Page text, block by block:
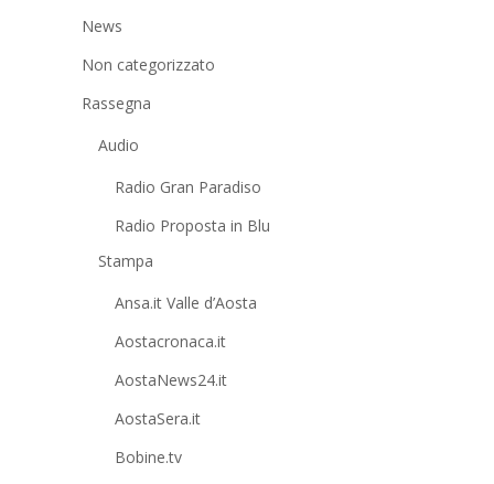
News
Non categorizzato
Rassegna
Audio
Radio Gran Paradiso
Radio Proposta in Blu
Stampa
Ansa.it Valle d’Aosta
Aostacronaca.it
AostaNews24.it
AostaSera.it
Bobine.tv